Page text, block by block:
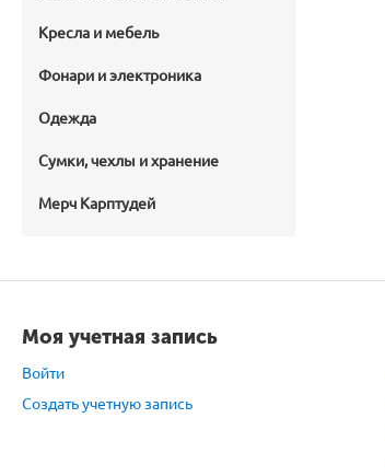
Кресла и мебель
Фонари и электроника
Одежда
Сумки, чехлы и хранение
Мерч Карптудей
Моя учетная запись
Войти
Создать учетную запись